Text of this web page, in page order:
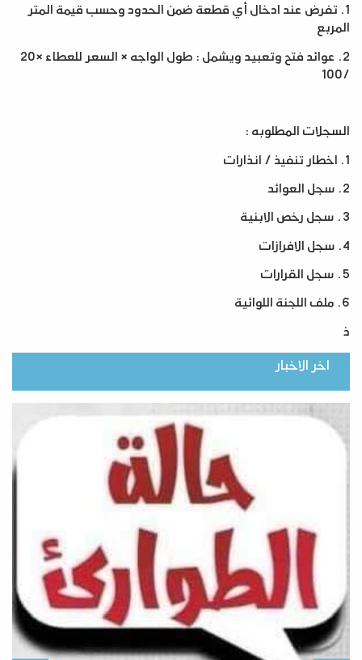
1.
تفرض عند ادخال أي قطعة ضمن الحدود وحسب قيمة المتر
المربع
2.
عوائد فتح وتعبيد ويشمل : طول الواجه × السعر للعطاء ×20
/100
السجلات المطلوبه :
1. اخطار تنفيذ / انذارات
2. سجل العوائد
3. سجل رخص الابنية
4. سجل الافرازات
5. سجل القرارات
6. ملف اللجنة اللوائية
ذ
اخر الاخبار